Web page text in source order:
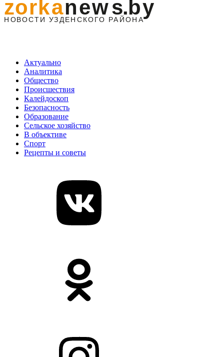
Актуально
Аналитика
Общество
Происшествия
Калейдоскоп
Безопасность
Образование
Сельское хозяйство
В объективе
Спорт
Рецепты и советы